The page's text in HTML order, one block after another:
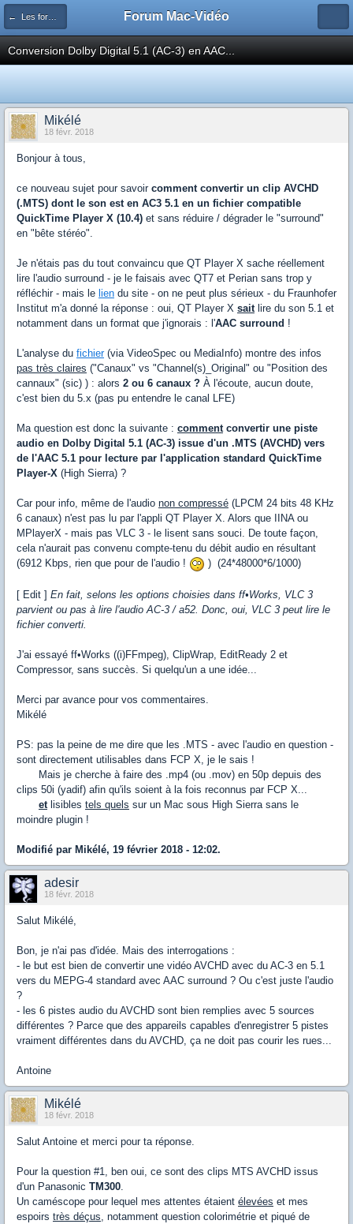
← Les formats audio Forum Mac-Vidéo
Conversion Dolby Digital 5.1 (AC-3) en AAC...
Mikélé
18 févr. 2018
Bonjour à tous,
ce nouveau sujet pour savoir comment convertir un clip AVCHD
(.MTS) dont le son est en AC3 5.1 en un fichier compatible
QuickTime Player X (10.4) et sans réduire / dégrader le "surround"
en "bête stéréo".
Je n'étais pas du tout convaincu que QT Player X sache réellement
lire l'audio surround - je le faisais avec QT7 et Perian sans trop y
réfléchir - mais le lien du site - on ne peut plus sérieux - du Fraunhofer
Institut m'a donné la réponse : oui, QT Player X saitlire du son 5.1 et
notamment dans un format que j'ignorais : l'AAC surround !
L'analyse du fichier(via VideoSpec ou MediaInfo) montre des infos
pas très claires ("Canaux" vs "Channel(s)_Original" ou "Position des
cannaux" (sic) ) : alors 2 ou 6 canaux ? À l'écoute, aucun doute,
c'est bien du 5.x (pas pu entendre le canal LFE)
Ma question est donc la suivante : commentconvertir une piste
audio en Dolby Digital 5.1 (AC-3) issue d'un .MTS (AVCHD) vers
de l'AAC 5.1 pour lecture par l'application standard QuickTime
Player-X (High Sierra) ?
Car pour info, même de l'audio non compressé (LPCM 24 bits 48 KHz
6 canaux) n'est pas lu par l'appli QT Player X. Alors que IINA ou
MPlayerX - mais pas VLC 3 - le lisent sans souci. De toute façon,
cela n'aurait pas convenu compte-tenu du débit audio en résultant
(6912 Kbps, rien que pour de l'audio !
) (24*48000*6/1000)
[ Edit ] En fait, selons les options choisies dans ff•Works, VLC 3
parvient ou pas à lire l'audio AC-3 / a52. Donc, oui, VLC 3 peut lire le
fichier converti.
J'ai essayé ff•Works ((i)FFmpeg), ClipWrap, EditReady 2 et
Compressor, sans succès. Si quelqu'un a une idée...
Merci par avance pour vos commentaires.
Mikélé
PS: pas la peine de me dire que les .MTS - avec l'audio en question -
sont directement utilisables dans FCP X, je le sais !
Mais je cherche à faire des .mp4 (ou .mov) en 50p depuis des
clips 50i (yadif) afin qu'ils soient à la fois reconnus par FCP X...
et lisibles tels quels sur un Mac sous High Sierra sans le
moindre plugin !
Modifié par Mikélé, 19 février 2018 - 12:02.
adesir
18 févr. 2018
Salut Mikélé,
Bon, je n'ai pas d'idée. Mais des interrogations :
- le but est bien de convertir une vidéo AVCHD avec du AC-3 en 5.1
vers du MEPG-4 standard avec AAC surround ? Ou c'est juste l'audio
?
- les 6 pistes audio du AVCHD sont bien remplies avec 5 sources
différentes ? Parce que des appareils capables d'enregistrer 5 pistes
vraiment différentes dans du AVCHD, ça ne doit pas courir les rues...
Antoine
Mikélé
18 févr. 2018
Salut Antoine et merci pour ta réponse.
Pour la question #1, ben oui, ce sont des clips MTS AVCHD issus
d'un Panasonic TM300
Un caméscope pour lequel mes attentes étaient élevées et mes
espoirs très déçus , notamment question colorimétrie et piqué de